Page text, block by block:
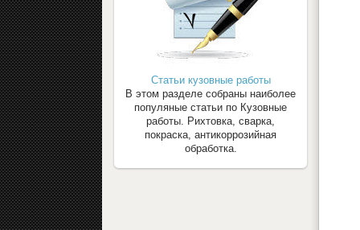
Статьи кузовные работы
В этом разделе собраны наиболее
популяные статьи по Кузовные
работы. Рихтовка, сварка,
покраска, антикоррозийная
обработка.